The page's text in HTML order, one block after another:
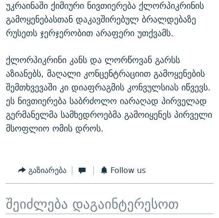
უკრაინაში ქიმიური ნივთიერება ქლორპიკრინის
გამოყენებასთან დაკავშირებულ ბრალდებაზე
რუსეთს ჯერჯერობით არაფერი უთქვამს.
ქლორპიკრინი კანს და ლორწოვან გარსს
აზიანებს, მაღალი კონცენტრაციით გამოყენების
შემთხვევაში კი დიაფრაგმის კონვულსიას იწვევს.
ეს ნივთიერება საბრძოლო იარაღად პირველად
გერმანელმა სამხედროებმა გამოიყენეს პირველი
მსოფლიო ომის დროს.
გაზიარება Follow us
შეიძლება დაგაინტერესოთ